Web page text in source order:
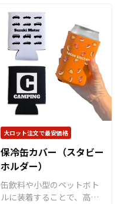
い。
す。生地は国内製造差され
た今治産のタオルで、生
地・印刷・縫製すべて国内
で製造致します。※印刷後
に縁処理を行いますが、特
にご指定がない場合、表の
印刷カラーに合わせて縫製
致します。 短納期・小ロッ
トでの対応も可能ですので
ご不明点がありましたら、
個人のお客様から企業・業
者のかた問わずお気軽にご
相談ください。
大ロット注文で最安価格
保冷缶カバー（スタビー
ホルダー）
缶飲料や小型のペットボト
ルに装着することで、高い